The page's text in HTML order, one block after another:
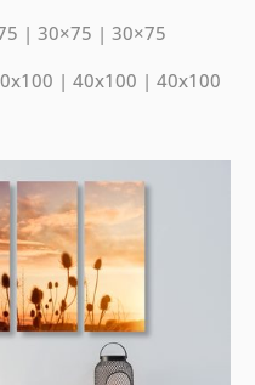
| 30×75 | 30×75
| 40x100 | 40x100